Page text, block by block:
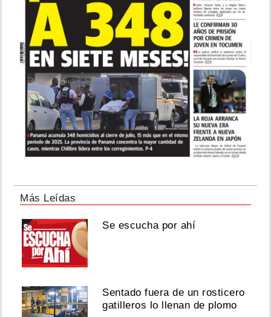
Más Leídas
Se escucha por ahí
Sentado fuera de un rosticero
gatilleros lo llenan de plomo